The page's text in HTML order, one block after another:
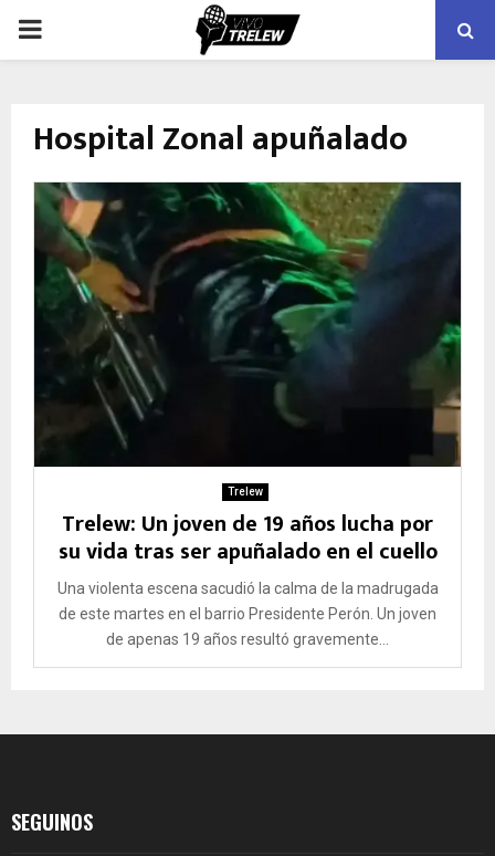
PRIMARY
Hospital Zonal apuñalado
Trelew
Trelew: Un joven de 19 años lucha por
su vida tras ser apuñalado en el cuello
Una violenta escena sacudió la calma de la madrugada
de este martes en el barrio Presidente Perón. Un joven
de apenas 19 años resultó gravemente...
SEGUINOS